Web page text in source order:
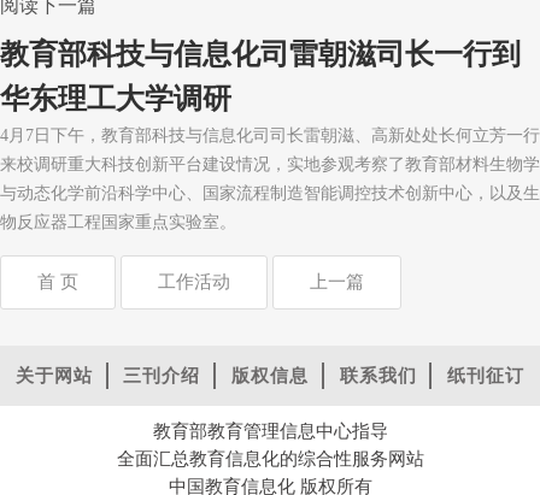
阅读下一篇
教育部科技与信息化司雷朝滋司长一行到
华东理工大学调研
4月7日下午，教育部科技与信息化司司长雷朝滋、高新处处长何立芳一行
来校调研重大科技创新平台建设情况，实地参观考察了教育部材料生物学
与动态化学前沿科学中心、国家流程制造智能调控技术创新中心，以及生
物反应器工程国家重点实验室。
首 页 工作活动 上一篇
关于网站 三刊介绍 版权信息 联系我们 纸刊征订
教育部教育管理信息中心指导
全面汇总教育信息化的综合性服务网站
中国教育信息化 版权所有